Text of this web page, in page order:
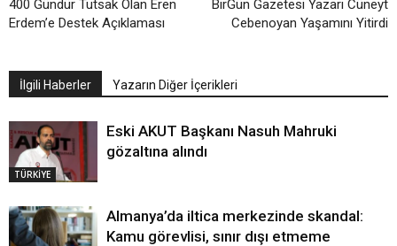
400 Gündür Tutsak Olan Eren
Erdem’e Destek Açıklaması
BirGün Gazetesi Yazarı Cüneyt
Cebenoyan Yaşamını Yitirdi
İlgili Haberler Yazarın Diğer İçerikleri
TÜRKİYE
Eski AKUT Başkanı Nasuh Mahruki
gözaltına alındı
Almanya’da iltica merkezinde skandal:
Kamu görevlisi, sınır dışı etmeme